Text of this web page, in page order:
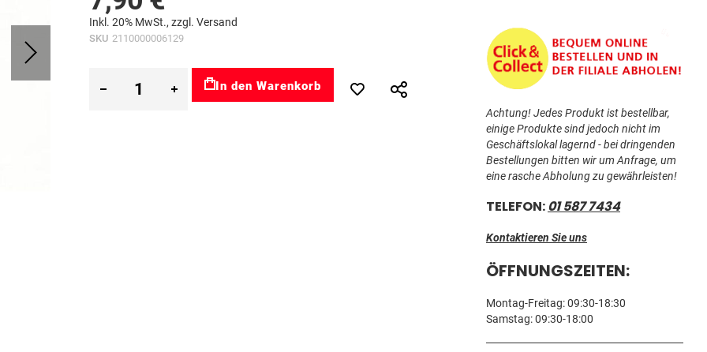
Inkl. 20% MwSt., zzgl.Versand
SKU 2110000006129
In den Warenkorb
Achtung! Jedes Produkt ist bestellbar,
einige Produkte sind jedoch nicht im
Geschäftslokal lagernd - bei dringenden
Bestellungen bitten wir um Anfrage, um
eine rasche Abholung zu gewährleisten!
TELEFON:01 587 7434
Kontaktieren Sie uns
ÖFFNUNGSZEITEN:
Montag-Freitag: 09:30-18:30
Samstag: 09:30-18:00